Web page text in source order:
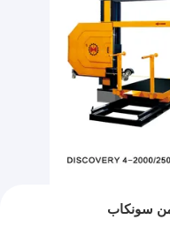
من سونكاب